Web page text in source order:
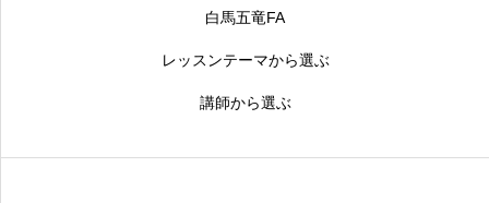
白馬五竜FA
レッスンテーマから選ぶ
講師から選ぶ